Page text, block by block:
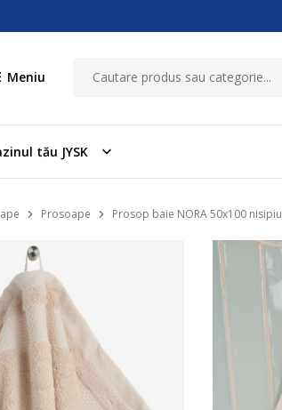
Meniu
tău JYSK
Prosoape Prosop baie NORA 50x100 nisipiu